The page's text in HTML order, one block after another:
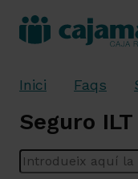
Inici Faqs
Seguro ILT
Introdueix aquí la